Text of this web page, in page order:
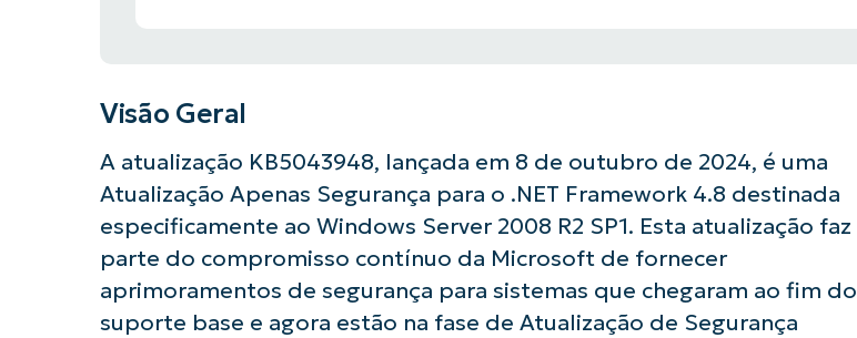
Visão Geral
A atualização KB5043948, lançada em 8 de outubro de 2024, é uma
Atualização Apenas Segurança para o .NET Framework 4.8 destinada
especificamente ao Windows Server 2008 R2 SP1. Esta atualização faz
parte do compromisso contínuo da Microsoft de fornecer
aprimoramentos de segurança para sistemas que chegaram ao fim do
suporte base e agora estão na fase de Atualização de Segurança